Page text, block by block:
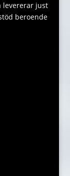
levererar just
beroende